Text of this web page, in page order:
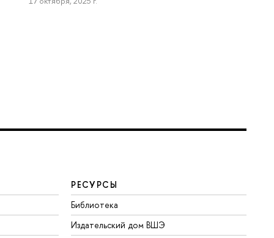
РЕСУРСЫ
Библиотека
Издательский дом ВШЭ